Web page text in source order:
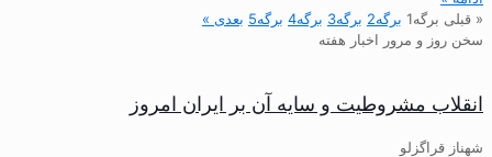
« قبلی
برگه1 برگه2 برگه3 برگه4 برگه5 بعدی »
سخن روز و مرور اخبار هفته
انقلاب مشروطیت و سایه آن بر ایران امروز
شهناز قراگزلو